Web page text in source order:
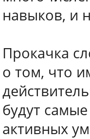
навыков, и
Прокачка
о том, что
будут
активных